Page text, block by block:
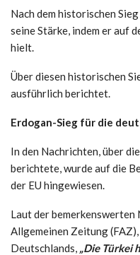
Nach dem historischen
seine Stärke, indem er auf
hielt.
Über diesen historischen
ausführlich berichtet.
Erdogan-Sieg für die
In den Nachrichten, über
berichtete, wurde auf die
der EU hingewiesen.
Laut der
Allgemeinen Zeitung
Deutschlands, „Die Türkei